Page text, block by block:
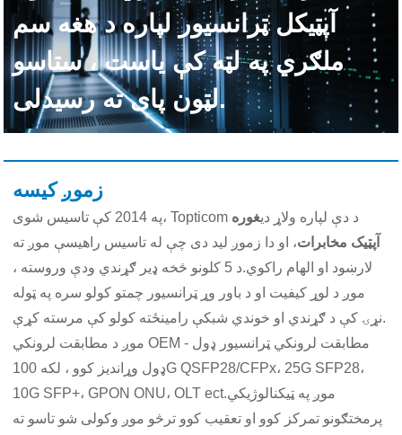
آپټیکل ټرانسیور لپاره د هغه سم
ملګري په لټه کې یاست ، ستاسو
لټون پای ته رسیدلی.
زموږ کیسه
په 2014 کې تاسیس شوی، Topticom د دې لپاره ولاړ دیغوره
آپټیک مخابرات، او دا زموږ لید دی چې له تاسیس راهیسې موږ ته
لارښود او الهام راکوي.د 5 کلونو څخه ډیر ګړندي ودې وروسته ،
موږ د لوړ کیفیت او د باور وړ ټرانسیور چمتو کولو سره په ټوله
نړۍ کې د ګړندي او خوندي شبکې رامینځته کولو کې مرسته کړې.
موږ د مطابقت لرونکي OEM - مطابقت لرونکي ټرانسیور ډول
ډول وړاندیز کوو ، لکه 100G QSFP28/CFPx، 25G SFP28،
10G SFP+، GPON ONU، OLT ect.موږ په ټیکنالوژیکي
پرمختګونو تمرکز کوو او تعقیب کوو ترڅو موږ وکولی شو تاسو ته